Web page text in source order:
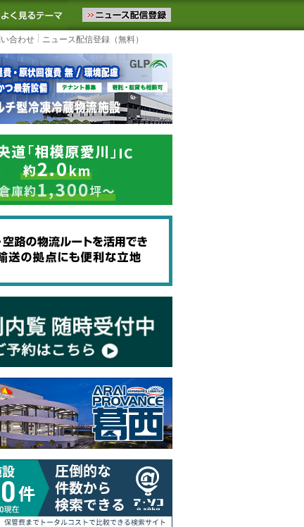
スをお届けします。物流ニュースメール配信を登録す
気に入りに追加 よく見るテーマ
合わせ ニュース配信登録（無料）